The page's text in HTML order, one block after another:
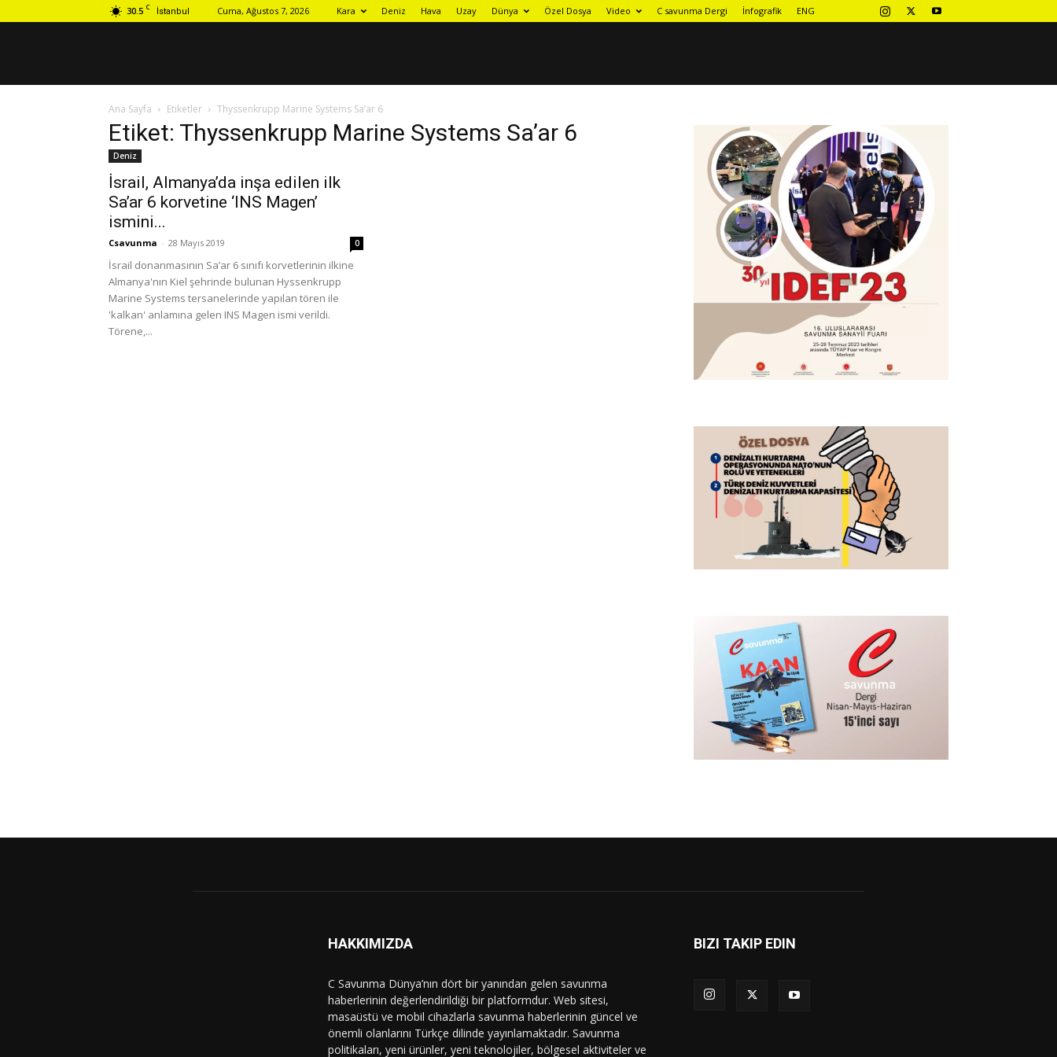
30.5 C İstanbul Cuma, Ağustos 7, 2026 Kara Deniz Hava Uzay Dünya Özel Dosya Video C savunma Dergi İnfografik ENG
Ana Sayfa Etiketler Thyssenkrupp Marine Systems Sa’ar 6
Etiket: Thyssenkrupp Marine Systems Sa’ar 6
Deniz
İsrail, Almanya’da inşa edilen ilk
Sa’ar 6 korvetine ‘INS Magen’
ismini...
Csavunma - 28 Mayıs 2019 0
İsrail donanmasının Sa’ar 6 sınıfı korvetlerinin ilkine
Almanya'nın Kiel şehrinde bulunan Hyssenkrupp
Marine Systems tersanelerinde yapılan tören ile
'kalkan' anlamına gelen INS Magen ismi verildi.
Törene,...
HAKKIMIZDA
C Savunma Dünya’nın dört bir yanından gelen savunma
haberlerinin değerlendirildiği bir platformdur. Web sitesi,
masaüstü ve mobil cihazlarla savunma haberlerinin güncel ve
önemli olanlarını Türkçe dilinde yayınlamaktadır. Savunma
politikaları, yeni ürünler, yeni teknolojiler, bölgesel aktiviteler ve
BIZI TAKIP EDIN